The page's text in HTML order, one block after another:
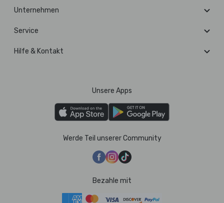
Unternehmen
Service
Hilfe & Kontakt
Unsere Apps
Werde Teil unserer Community
Bezahle mit